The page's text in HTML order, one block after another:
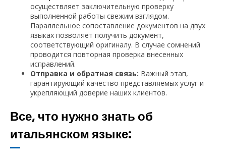
осуществляет заключительную проверку
выполненной работы свежим взглядом.
Параллельное сопоставление документов на двух
языках позволяет получить документ,
соответствующий оригиналу. В случае сомнений
проводится повторная проверка внесенных
исправлений.
Отправка и обратная связь: Важный этап,
гарантирующий качество представляемых услуг и
укрепляющий доверие наших клиентов.
Все, что нужно знать об
итальянском языке: